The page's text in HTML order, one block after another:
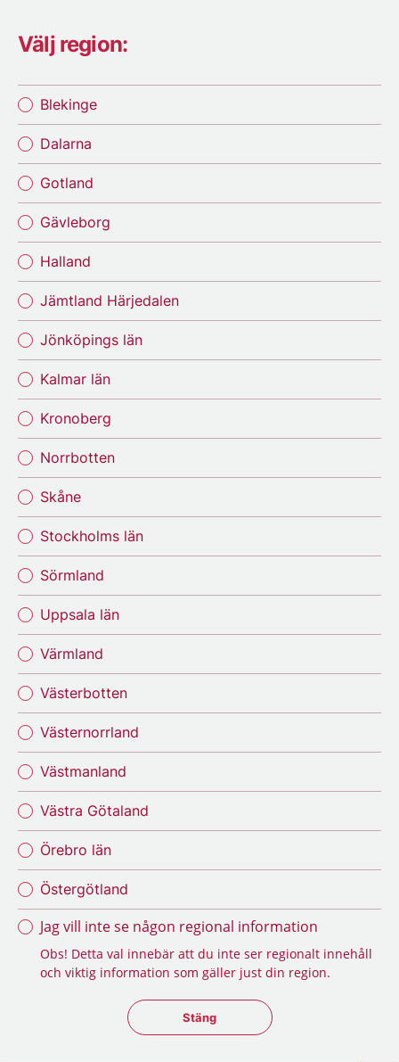
Välj region:
Blekinge
Dalarna
Gotland
Gävleborg
Halland
Jämtland Härjedalen
Jönköpings län
Kalmar län
Kronoberg
Norrbotten
Skåne
Stockholms län
Sörmland
Uppsala län
Värmland
Västerbotten
Västernorrland
Västmanland
Västra Götaland
Örebro län
Östergötland
Jag vill inte se någon regional information
Obs! Detta val innebär att du inte ser regionalt innehåll
och viktig information som gäller just din region.
Stäng regionsväljaren
Stäng